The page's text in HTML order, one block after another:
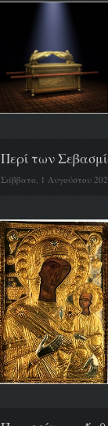
Περί των
Σάββατο, 1 Αυγούστου